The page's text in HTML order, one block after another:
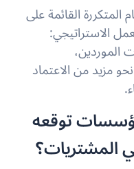
المتكررة القائمة على
الاستراتيجي:
الموردين،
مزيد من الاعتماد
توقعه
المشتريات؟